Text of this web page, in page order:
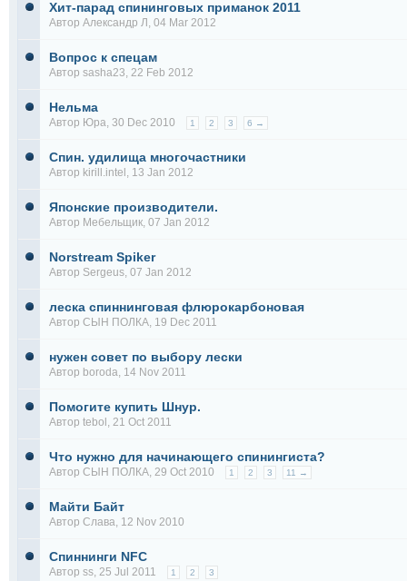
Хит-парад спининговых приманок 2011
Автор Александр Л , 04 Mar 2012
Вопрос к спецам
Автор sasha23, 22 Feb 2012
Нельма
Автор Юра, 30 Dec 2010 1 2 3 6 →
Спин. удилища многочастники
Автор kirill.intel , 13 Jan 2012
Японские производители.
Автор Мебельщик, 07 Jan 2012
Norstream Spiker
Автор Sergeus, 07 Jan 2012
леска спиннинговая флюрокарбоновая
Автор СЫН ПОЛКА, 19 Dec 2011
нужен совет по выбору лески
Автор boroda, 14 Nov 2011
Помогите купить Шнур.
Автор tebol , 21 Oct 2011
Что нужно для начинающего спинингиста?
Автор СЫН ПОЛКА, 29 Oct 2010 1 2 3 11 →
Майти Байт
Автор Слава, 12 Nov 2010
Спиннинги NFC
Автор ss, 25 Jul 2011 1 2 3